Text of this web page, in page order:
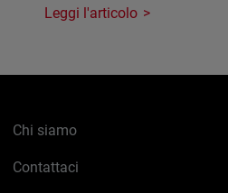
Leggi l'articolo
Chi siamo
Contattaci